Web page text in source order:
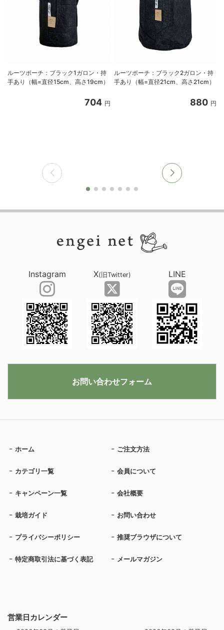
ルーツポーチ：ブラック1ガロン・持
手あり（幅=直径15cm、高さ19cm）
704 円
ルーツポーチ：ブラック2ガロン・持
手あり（幅=直径21cm、高さ21cm）
880 円
営業日カレンダー
ホーム ご注文方法
カテゴリ一覧 会員について
キャンペーン一覧 会社概要
栽培ガイド お問い合わせ
プライバシーポリシー 推奨ブラウザについて
特定商取引法に基づく表記 メールマガジン
Instagram X(旧Twitter) LINE
お問い合わせフォーム